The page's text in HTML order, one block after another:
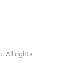
All rights